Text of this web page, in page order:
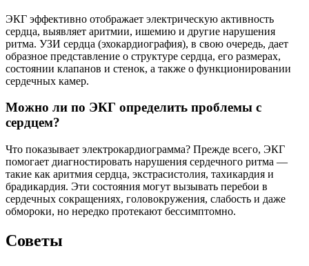
ЭКГ эффективно отображает электрическую активность
сердца, выявляет аритмии, ишемию и другие нарушения
ритма. УЗИ сердца (эхокардиография), в свою очередь, дает
образное представление о структуре сердца, его размерах,
состоянии клапанов и стенок, а также о функционировании
сердечных камер.
Можно ли по ЭКГ определить проблемы с
сердцем?
Что показывает электрокардиограмма? Прежде всего, ЭКГ
помогает диагностировать нарушения сердечного ритма —
такие как аритмия сердца, экстрасистолия, тахикардия и
брадикардия. Эти состояния могут вызывать перебои в
сердечных сокращениях, головокружения, слабость и даже
обмороки, но нередко протекают бессимптомно.
Советы